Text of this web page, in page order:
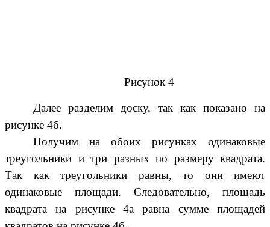
Рисунок 4
Далее разделим доску, так как показано на
рисунке 4б.
Получим на обоих рисунках одинаковые
треугольники и три разных по размеру квадрата.
Так как треугольники равны, то они имеют
одинаковые площади. Следовательно, площадь
квадрата на рисунке 4а равна сумме площадей